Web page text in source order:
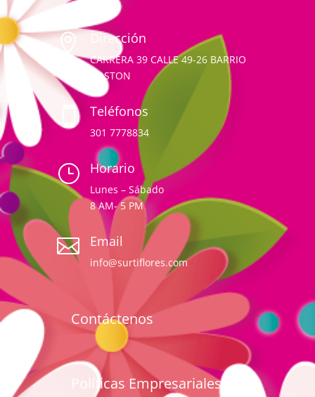
 Dirección
CARRERA 39 CALLE 49-26 BARRIO
BOSTON
 Teléfonos
301 7778834
} Horario
Lunes – Sábado
8 AM- 5 PM
 Email
info@surtiflores.com
Contáctenos
Políticas Empresariales